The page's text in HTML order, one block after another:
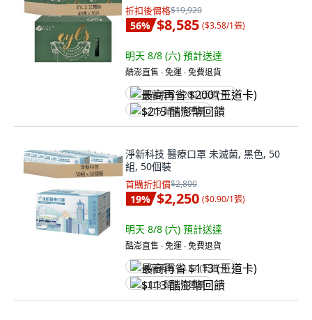
折扣後價格$19,920
56% $8,585 ($3.58/1張)
明天 8/8 (六) 預計送達
酷澎直售 ∙ 免運 ∙ 免費退貨
最高再省 $200 (王道卡)
$215 酷澎幣回饋
淨新科技 醫療口罩 未滅菌, 黑色, 50
組, 50個裝
首購折扣價$2,800
19% $2,250 ($0.90/1張)
明天 8/8 (六) 預計送達
酷澎直售 ∙ 免運 ∙ 免費退貨
最高再省 $113 (王道卡)
$113 酷澎幣回饋